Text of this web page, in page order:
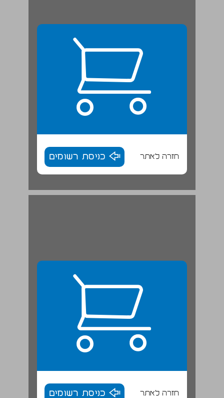
חזרה לאתר כניסת רשומים
חזרה לאתר כניסת רשומים